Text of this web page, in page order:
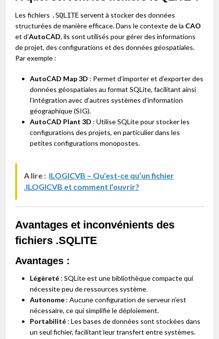
Les fichiers .SQLITE servent à stocker des données
structurées de manière efficace. Dans le contexte de la CAO
et d’AutoCAD, ils sont utilisés pour gérer des informations
de projet, des configurations et des données géospatiales.
Par exemple :
AutoCAD Map 3D : Permet d’importer et d’exporter des
données géospatiales au format SQLite, facilitant ainsi
l’intégration avec d’autres systèmes d’information
géographique (SIG).
AutoCAD Plant 3D : Utilise SQLite pour stocker les
configurations des projets, en particulier dans les
petites configurations monopostes.
A lire : ILOGICVB – Qu’est-ce qu’un fichier
.ILOGICVB et comment l’ouvrir?
Avantages et inconvénients des
fichiers .SQLITE
Avantages :
Légèreté : SQLite est une bibliothèque compacte qui
nécessite peu de ressources système.
Autonome : Aucune configuration de serveur n’est
nécessaire, ce qui simplifie le déploiement.
Portabilité : Les bases de données sont stockées dans
un seul fichier, facilitant leur transfert entre systèmes.